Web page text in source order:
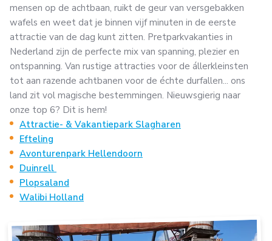
mensen op de achtbaan, ruikt de geur van versgebakken
wafels en weet dat je binnen vijf minuten in de eerste
attractie van de dag kunt zitten. Pretparkvakanties in
Nederland zijn de perfecte mix van spanning, plezier en
ontspanning. Van rustige attracties voor de állerkleinsten
tot aan razende achtbanen voor de échte durfallen... ons
land zit vol magische bestemmingen. Nieuwsgierig naar
onze top 6? Dit is hem!
Attractie- & Vakantiepark Slagharen
Efteling
Avonturenpark Hellendoorn
Duinrell
Plopsaland
Walibi Holland